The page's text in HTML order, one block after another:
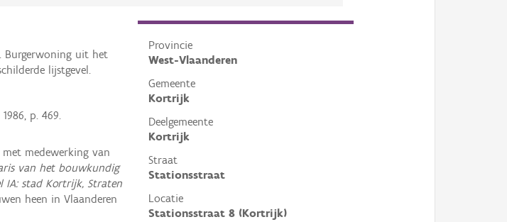
Provincie
West-Vlaanderen
Gemeente
Kortrijk
Deelgemeente
Kortrijk
Straat
Stationsstraat
Locatie
Stationsstraat 8 (Kortrijk)
Burgerwoning uit het
lijstgevel.
p. 469.
met medewerking van
van het bouwkundig
IA: stad Kortrijk, Straten
heen in Vlaanderen